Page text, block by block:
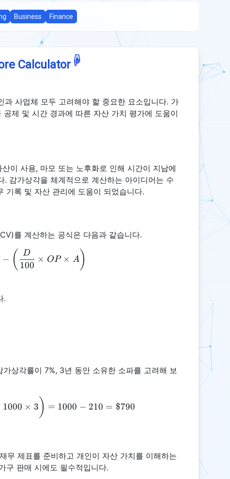
Business Finance
Calculator ☟
과 사업체 모두 고려해야 할 중요한 요소입니다. 가
제 및 시간 경과에 따른 자산 가치 평가에 도움이
이 사용, 마모 또는 노후화로 인해 시간이 지남에
감가상각을 체계적으로 계산하는 아이디어는 수
기록 및 자산 관리에 도움이 되었습니다.
를 계산하는 공식은 다음과 같습니다.
CV = OP - \left(\frac{D}{100} \times OP \times
− ( 100
D
× OP × A)
.
상각률이 7%, 3년 동안 소유한 소파를 고려해 보
CV = 1000 - \left(\frac{7}{100} \times 1000
1000 × 3 ) = 1000 − 210 = $790
무 제표를 준비하고 개인이 자산 가치를 이해하는
구 판매 시에도 필수적입니다.